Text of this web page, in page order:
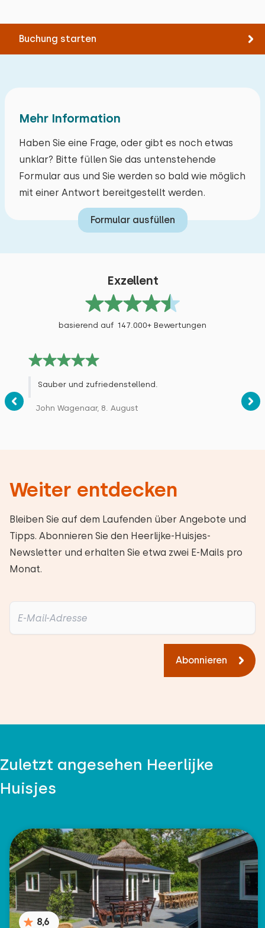
Buchung starten
Mehr Information
Haben Sie eine Frage, oder gibt es noch etwas
unklar? Bitte füllen Sie das untenstehende
Formular aus und Sie werden so bald wie möglich
mit einer Antwort bereitgestellt werden.
Formular ausfüllen
Exzellent
basierend auf 147.000+ Bewertungen
Sauber und zufriedenstellend.
John Wagenaar, 8. August
Weiter entdecken
Bleiben Sie auf dem Laufenden über Angebote und
Tipps. Abonnieren Sie den Heerlijke-Huisjes-
Newsletter und erhalten Sie etwa zwei E-Mails pro
Monat.
Abonnieren
Zuletzt angesehen Heerlijke
Huisjes
8,6